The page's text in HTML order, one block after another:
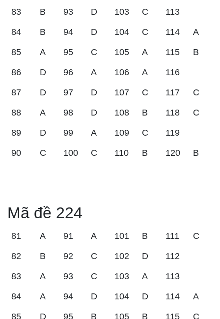
83 B 93 D 103 C 113
84 B 94 D 104 C 114 A
85 A 95 C 105 A 115 B
86 D 96 A 106 A 116
87 D 97 D 107 C 117 C
88 A 98 D 108 B 118 C
89 D 99 A 109 C 119
90 C 100 C 110 B 120 B
Mã đề 224
81 A 91 A 101 B 111 C
82 B 92 C 102 D 112
83 A 93 C 103 A 113
84 A 94 D 104 D 114 A
85 D 95 B 105 B 115 C